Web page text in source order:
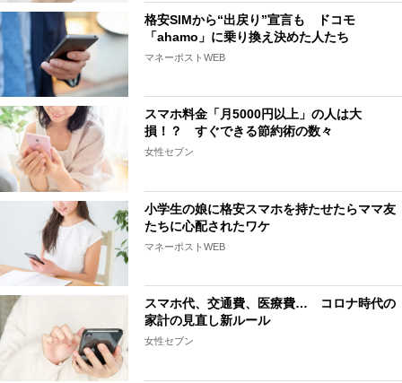
格安SIMから“出戻り”宣言も ドコモ
「ahamo」に乗り換え決めた人たち
マネーポストWEB
スマホ料金「月5000円以上」の人は大
損！？ すぐできる節約術の数々
女性セブン
小学生の娘に格安スマホを持たせたらママ友
たちに心配されたワケ
マネーポストWEB
スマホ代、交通費、医療費… コロナ時代の
家計の見直し新ルール
女性セブン